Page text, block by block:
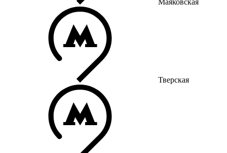
Маяковская
Тверская